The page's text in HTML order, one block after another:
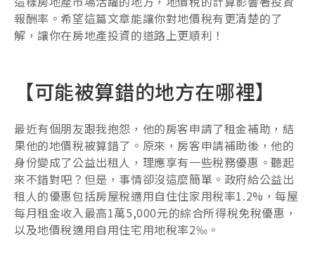
報酬率。希望這篇文章能讓你對地價稅有更清楚的了
解，讓你在房地產投資的道路上更順利！
【可能被算錯的地方在哪裡】
最近有個朋友跟我抱怨，他的房客申請了租金補助，結
果他的地價稅被算錯了。原來，房客申請補助後，他的
身份變成了公益出租人，理應享有一些稅務優惠。聽起
來不錯對吧？但是，事情卻沒這麼簡單。政府給公益出
租人的優惠包括房屋稅適用自住住家用稅率1.2%，每屋
每月租金收入最高1萬5,000元的綜合所得稅免稅優惠，
以及地價稅適用自用住宅用地稅率2‰。